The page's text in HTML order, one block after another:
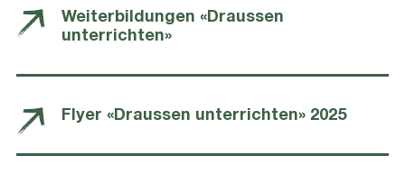
Weiterbildungen «Draussen
unterrichten»
Flyer «Draussen unterrichten» 2025